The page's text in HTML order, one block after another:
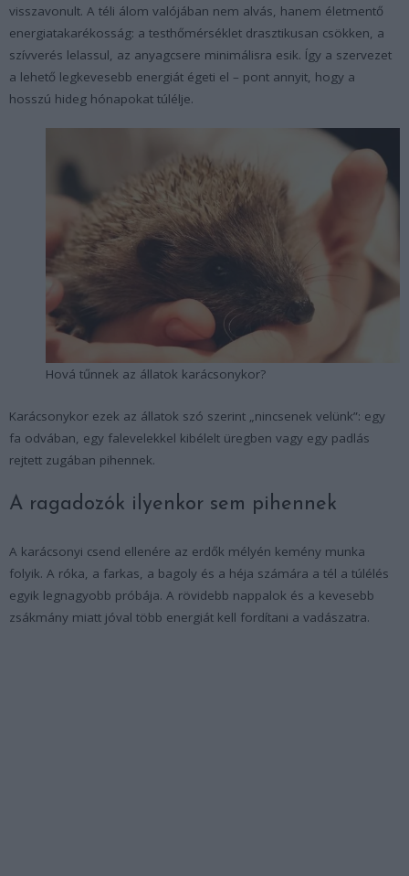
visszavonult. A téli álom valójában nem alvás, hanem életmentő
energiatakarékosság: a testhőmérséklet drasztikusan csökken, a
szívverés lelassul, az anyagcsere minimálisra esik. Így a szervezet
a lehető legkevesebb energiát égeti el – pont annyit, hogy a
hosszú hideg hónapokat túlélje.
Hová tűnnek az állatok karácsonykor?
Karácsonykor ezek az állatok szó szerint „nincsenek velünk”: egy
fa odvában, egy falevelekkel kibélelt üregben vagy egy padlás
rejtett zugában pihennek.
A ragadozók ilyenkor sem pihennek
A karácsonyi csend ellenére az erdők mélyén kemény munka
folyik. A róka, a farkas, a bagoly és a héja számára a tél a túlélés
egyik legnagyobb próbája. A rövidebb nappalok és a kevesebb
zsákmány miatt jóval több energiát kell fordítani a vadászatra.